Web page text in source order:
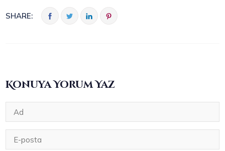
SHARE:
Konuya Yorum Yaz